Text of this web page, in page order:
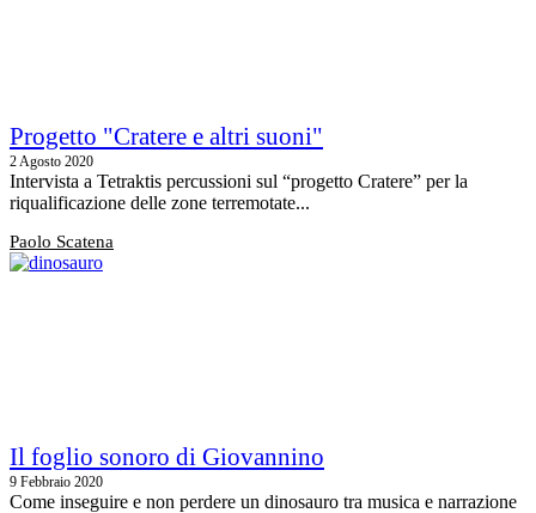
Progetto "Cratere e altri suoni"
2 Agosto 2020
Intervista a Tetraktis percussioni sul “progetto Cratere” per la
riqualificazione delle zone terremotate...
Paolo Scatena
Il foglio sonoro di Giovannino
9 Febbraio 2020
Come inseguire e non perdere un dinosauro tra musica e narrazione